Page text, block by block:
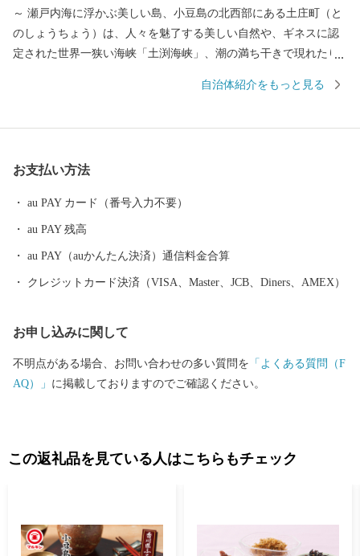
～ 瀬戸内海に浮かぶ美しい島、小豆島の北西部にある土庄町（と
のしょうちょう）は、人々を魅了する美しい自然や、ギネスに認
定された世界一狭い海峡「土渕海峡」、潮の満ち干きで現れたり
作「二十四の瞳」の平和の群像などの観光スポットが数多くあ
本一の生産量を誇る「ごま油」、小豆島産オリーブのしぼり果実
ょうどしま しまはも）」など、豊かな自然で育まれたおいしいも
のがいっぱい。 先人が築いた伝統的な行事や歴史的な景観を守
り、後世へと継承していくには、「ふるさとを大切にしたい」
まちづくりのテーマの各事業に対する貴重な財源として活用させ
自治体紹介をもっと見る
お支払い方法
au PAY カード（番号入力不要）
au PAY 残高
au PAY（auかんたん決済）通信料金合算
クレジットカード決済（VISA、Master、JCB、Diners、AMEX）
お申し込みに関して
不明点がある場合、お問い合わせの多い質問を 「よくある質問（F
AQ）」 に掲載しておりますのでご確認ください。
この返礼品を見ている人はこちらもチェック